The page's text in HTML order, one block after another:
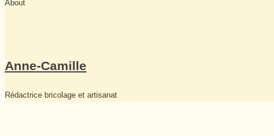
About
Anne-Camille
Rédactrice bricolage et artisanat